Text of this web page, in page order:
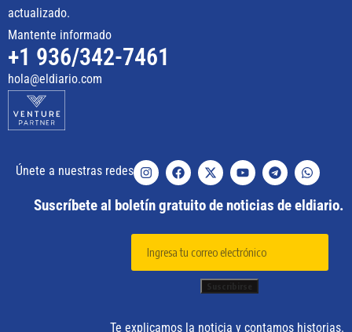
actualizado.
Mantente informado
+1 936/342-7461
hola@eldiario.com
Únete a nuestras redes
Suscríbete al boletín gratuito de noticias de eldiario.
Te explicamos la noticia y contamos historias.